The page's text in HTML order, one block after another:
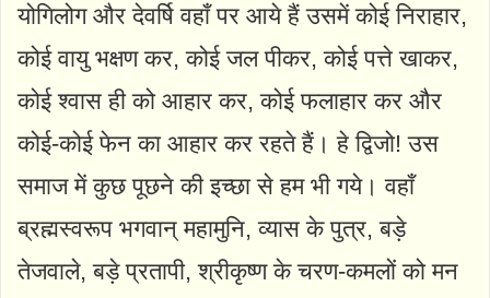
योगिलोग और देवर्षि वहाँ पर आये हैं उसमें कोई निराहार,
कोई वायु भक्षण कर, कोई जल पीकर, कोई पत्ते खाकर,
कोई श्वास ही को आहार कर, कोई फलाहार कर और
कोई-कोई फेन का आहार कर रहते हैं। हे द्विजो! उस
समाज में कुछ पूछने की इच्छा से हम भी गये। वहाँ
ब्रह्मस्वरूप भगवान् महामुनि, व्यास के पुत्र, बड़े
तेजवाले, बड़े प्रतापी, श्रीकृष्ण के चरण-कमलों को मन